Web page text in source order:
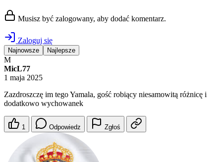
Musisz być zalogowany, aby dodać komentarz.
Zaloguj się
Najnowsze Najlepsze
M
MicL77
1 maja 2025
Zazdroszczę im tego Yamala, gość robiący niesamowitą różnicę i
dodatkowo wychowanek
1 Odpowiedz Zgłoś